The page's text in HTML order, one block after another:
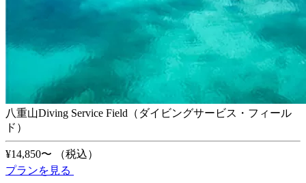
八重山Diving Service Field（ダイビングサービス・フィール
ド）
¥14,850〜
（税込）
プランを見る